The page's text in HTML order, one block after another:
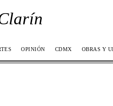
OPINIÓN CDMX OBRAS Y